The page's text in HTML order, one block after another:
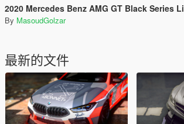
2020 Mercedes Benz AMG GT Black Series
By MasoudGolzar
最新的文件